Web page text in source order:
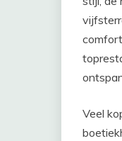
Veel